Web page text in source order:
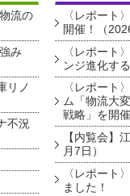
流の
み
リノ
不況
〈レポート
開催！（
〈レポート
ンジ進化す
〈レポート
ム「物流大
戦略」を開
【内覧会】
月7日）
〈レポート
ました！